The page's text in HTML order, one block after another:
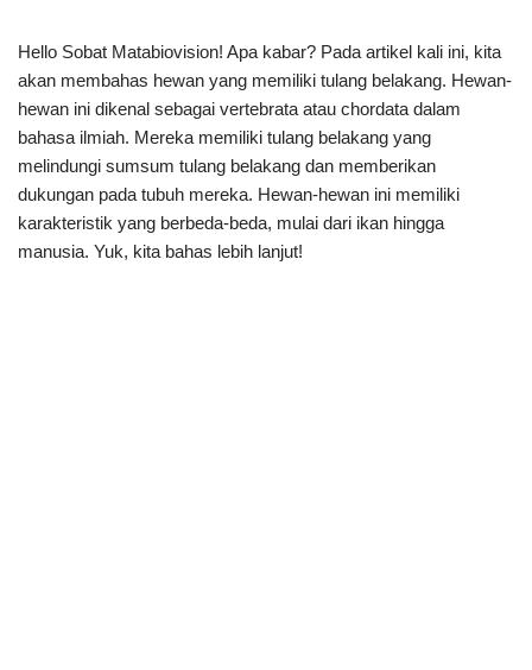
Hello Sobat Matabiovision! Apa kabar? Pada artikel kali ini, kita
akan membahas hewan yang memiliki tulang belakang. Hewan-
hewan ini dikenal sebagai vertebrata atau chordata dalam
bahasa ilmiah. Mereka memiliki tulang belakang yang
melindungi sumsum tulang belakang dan memberikan
dukungan pada tubuh mereka. Hewan-hewan ini memiliki
karakteristik yang berbeda-beda, mulai dari ikan hingga
manusia. Yuk, kita bahas lebih lanjut!